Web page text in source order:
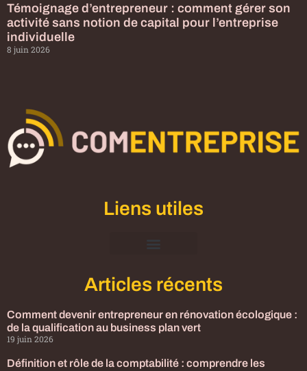
Témoignage d’entrepreneur : comment gérer son
activité sans notion de capital pour l’entreprise
individuelle
8 juin 2026
Liens utiles
Articles récents
Comment devenir entrepreneur en rénovation écologique :
de la qualification au business plan vert
19 juin 2026
Définition et rôle de la comptabilité : comprendre les